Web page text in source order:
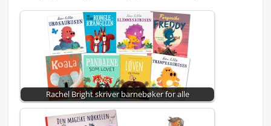
Rachel Bright skriver barnebøker for alle